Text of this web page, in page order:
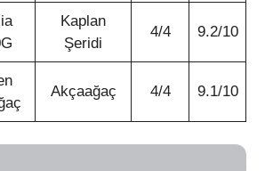
Kaplan
Şeridi
4/4 9.2/10
Akçaağaç 4/4 9.1/10